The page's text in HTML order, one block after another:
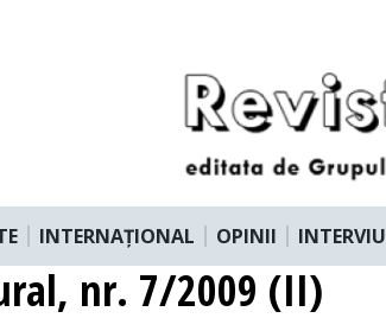
INTERNAȚIONAL OPINII INTERVIU
nr. 7/2009 (II)